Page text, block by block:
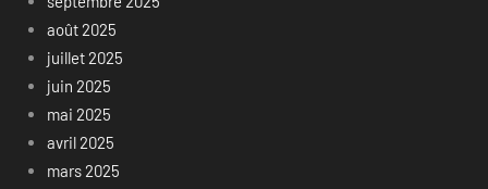
août 2025
juillet 2025
juin 2025
mai 2025
avril 2025
mars 2025